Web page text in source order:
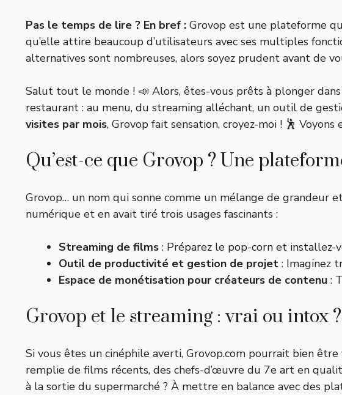
Pas le temps de lire ? En bref : Grovop est une plateforme
qu’elle attire beaucoup d’utilisateurs avec ses multiples
alternatives sont nombreuses, alors soyez prudent avant de
Salut tout le monde ! 📣 Alors, êtes-vous prêts à plonger
restaurant : au menu, du streaming alléchant, un outil de
visites par mois, Grovop fait sensation, croyez-moi ! 🕺
Qu’est-ce que Grovop ? Une
Grovop… un nom qui sonne comme un mélange de grandeur
numérique et en avait tiré trois usages fascinants :
Streaming de films : Préparez le pop-corn et installez-
Outil de productivité et gestion de projet : Imaginez
Espace de monétisation pour créateurs de contenu :
Grovop et le streaming : vrai ou intox ?
Si vous êtes un cinéphile averti, Grovop.com pourrait bien
remplie de films récents, des chefs-d’œuvre du 7e art en
à la sortie du supermarché ? À mettre en balance avec des